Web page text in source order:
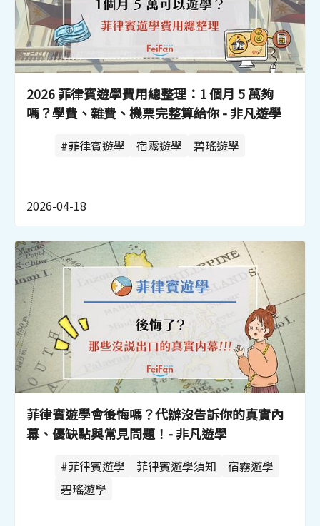
2026 菲律賓遊學費用總整理：1 個月 5 萬夠
嗎？學費、雜費、機票完整算給你 - 非凡遊學
#菲律賓遊學 宿霧遊學 碧瑤遊學
2026-04-18
菲律賓遊學會後悔嗎？代辦沒告訴你的真實內
幕、優缺點與常見問題！- 非凡遊學
#菲律賓遊學 菲律賓遊學須知
宿霧遊學
碧瑤遊學